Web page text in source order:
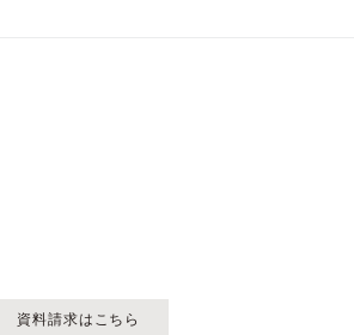
資料請求はこちら